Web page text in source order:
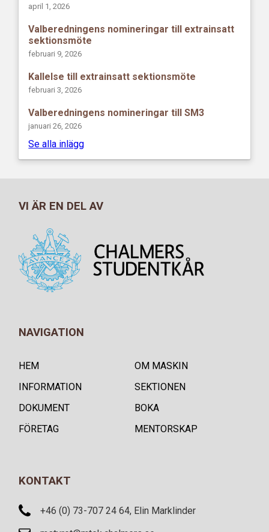
april 1, 2026
Valberedningens nomineringar till extrainsatt
sektionsmöte
februari 9, 2026
Kallelse till extrainsatt sektionsmöte
februari 3, 2026
Valberedningens nomineringar till SM3
januari 26, 2026
Se alla inlägg
VI ÄR EN DEL AV
NAVIGATION
HEM
OM MASKIN
INFORMATION
SEKTIONEN
DOKUMENT
BOKA
FÖRETAG
MENTORSKAP
KONTAKT
+46 (0) 73-707 24 64, Elin Marklinder